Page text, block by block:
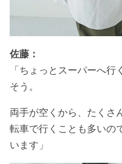
佐藤：
「ちょっとスーパーへ
そう。
両手が空くから、たくさ
転車で行くことも多いの
います」